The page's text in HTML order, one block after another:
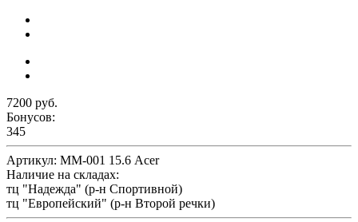
7200 руб.
Бонусов:
345
Артикул: ММ-001 15.6 Acer
Наличие на складах:
тц "Надежда" (р-н Спортивной)
тц "Европейский" (р-н Второй речки)